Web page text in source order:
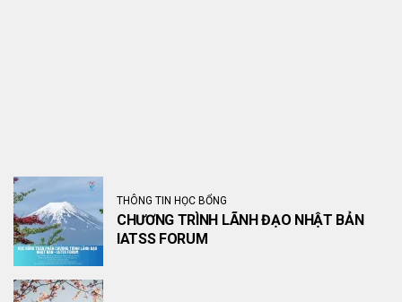
THÔNG TIN HỌC BỔNG
CHƯƠNG TRÌNH LÃNH ĐẠO NHẬT BẢN
IATSS FORUM